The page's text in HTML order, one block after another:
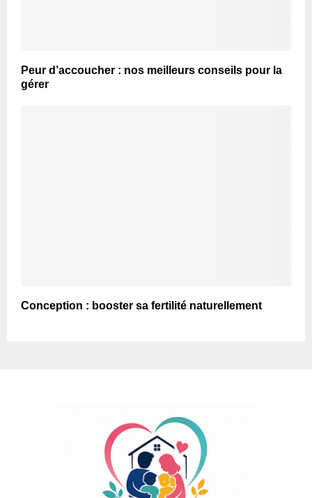
Peur d’accoucher : nos meilleurs conseils pour la
gérer
Conception : booster sa fertilité naturellement